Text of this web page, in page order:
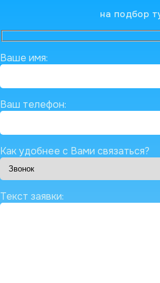
на подбор
Ваше имя:
Ваш телефон:
Как удобнее с Вами связаться?
Текст заявки: